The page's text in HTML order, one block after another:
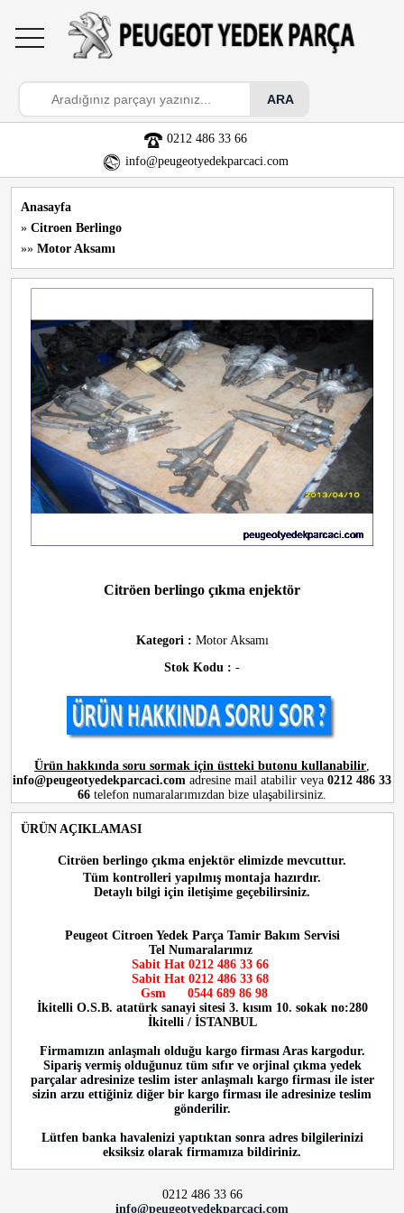
toggle
navigation
0212 486 33 66
info@peugeotyedekparcaci.com
Anasayfa
» Citroen Berlingo
»» Motor Aksamı
Citröen berlingo çıkma enjektör
Kategori : Motor Aksamı
Stok Kodu : -
Ürün hakkında soru sormak için üstteki butonu kullanabilir
info@peugeotyedekparcaci.com adresine mail atabilir veya 0212 486 33
66 telefon numaralarımızdan bize ulaşabilirsiniz.
ÜRÜN AÇIKLAMASI
Citröen berlingo çıkma enjektör elimizde mevcuttur.
Tüm kontrolleri yapılmış montaja hazırdır.
Detaylı bilgi için iletişime geçebilirsiniz.
Peugeot Citroen Yedek Parça Tamir Bakım Servisi
Tel Numaralarımız
Sabit Hat 0212 486 33 66
Sabit Hat 0212 486 33 68
Gsm 0544 689 86 98
İkitelli O.S.B. atatürk sanayi sitesi 3. kısım 10. sokak no:280
İkitelli / İSTANBUL
Firmamızın anlaşmalı olduğu kargo firması Aras kargodur.
Sipariş vermiş olduğunuz tüm sıfır ve orjinal çıkma yedek
parçalar adresinize teslim ister anlaşmalı kargo firması ile ister
sizin arzu ettiğiniz diğer bir kargo firması ile adresinize teslim
gönderilir.
Lütfen banka havalenizi yaptıktan sonra adres bilgilerinizi
eksiksiz olarak firmamıza bildiriniz.
0212 486 33 66
info@peugeotyedekparcaci.com